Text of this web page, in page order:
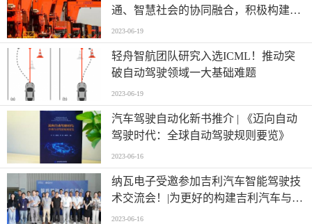
通、智慧社会的协同融合，积极构建立
体化、全方位的自动驾驶发展产业链和
生态圈
2023-06-19
轻舟智航团队研究入选ICML！推动突
破自动驾驶领域一大基础难题
2023-06-19
汽车驾驶自动化新书推介 | 《迈向自动
驾驶时代：全球自动驾驶规则要览》
2023-06-16
纳瓦电子受邀参加吉利汽车智能驾驶技
术交流会！|为更好的构建吉利汽车与供
应商之间的友好互动平台
2023-06-16